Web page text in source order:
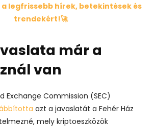
legfrissebb hírek, betekintések és
trendekért!🚀
már a
van
Exchange Commission (SEC)
azt a javaslatát a Fehér Ház
mely kriptoeszközök